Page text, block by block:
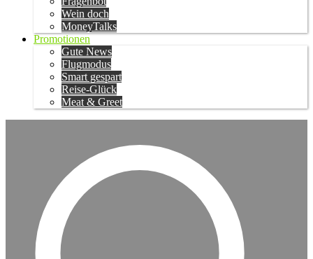
Wein doch
MoneyTalks
Promotionen
Gute News
Flugmodus
Smart gespart
Reise-Glück
Meat & Greet